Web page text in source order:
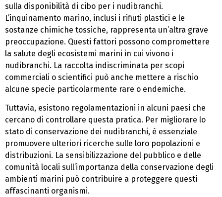
sulla disponibilità di cibo per i nudibranchi.
L’inquinamento marino, inclusi i rifiuti plastici e le
sostanze chimiche tossiche, rappresenta un’altra grave
preoccupazione. Questi fattori possono compromettere
la salute degli ecosistemi marini in cui vivono i
nudibranchi. La raccolta indiscriminata per scopi
commerciali o scientifici può anche mettere a rischio
alcune specie particolarmente rare o endemiche.
Tuttavia, esistono regolamentazioni in alcuni paesi che
cercano di controllare questa pratica. Per migliorare lo
stato di conservazione dei nudibranchi, è essenziale
promuovere ulteriori ricerche sulle loro popolazioni e
distribuzioni. La sensibilizzazione del pubblico e delle
comunità locali sull’importanza della conservazione degli
ambienti marini può contribuire a proteggere questi
affascinanti organismi.